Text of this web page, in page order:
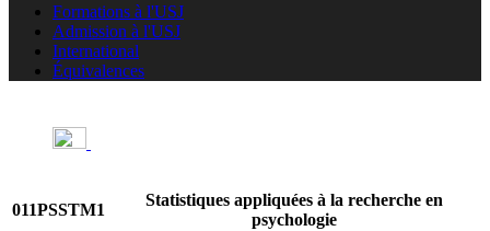
Formations à l'USJ
Admission à l'USJ
International
Équivalences
011PSSTM1
Statistiques appliquées à la recherche en
psychologie